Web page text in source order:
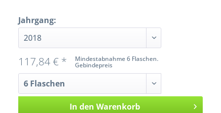
Jahrgang:
Mindestabnahme 6 Flaschen.
Gebindepreis
117,84 € *
In den Warenkorb